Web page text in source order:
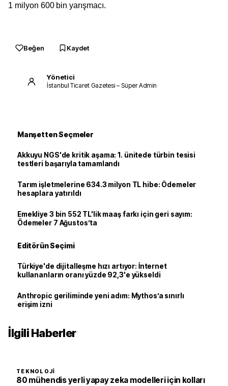
1 milyon 600 bin yarışmacı.
Beğen Kaydet
Yönetici
İstanbul Ticaret Gazetesi – Süper Admin
Manşetten Seçmeler
Akkuyu NGS'de kritik aşama: 1. ünitede türbin tesisi
testleri başarıyla tamamlandı
Tarım işletmelerine 634.3 milyon TL hibe: Ödemeler
hesaplara yatırıldı
Emekliye 3 bin 552 TL'lik maaş farkı için geri sayım:
Ödemeler 7 Ağustos’ta
Editörün Seçimi
Türkiye'de dijitalleşme hızı artıyor: İnternet
kullananların oranı yüzde 92,3'e yükseldi
Anthropic geriliminde yeni adım: Mythos’a sınırlı
erişim izni
İlgili Haberler
TEKNOLOJI
80 mühendis yerli yapay zeka modelleri için kolları